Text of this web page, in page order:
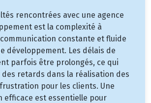
rencontrées avec une agence
est la complexité à
constante et fluide
développement. Les délais de
parfois être prolongés, ce qui
retards dans la réalisation des
pour les clients. Une
efficace est essentielle pour